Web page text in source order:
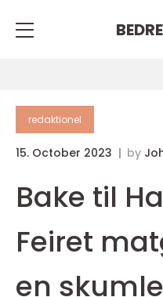
redaktionel
15. October 2023 by
Bake til
Feiret
en